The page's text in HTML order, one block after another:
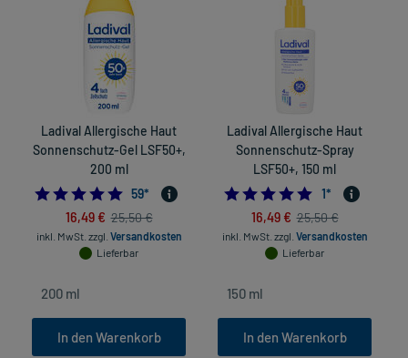
Ladival Allergische Haut
Sonnenschutz-Gel LSF50+,
200 ml
4.830508474576271
59*
16,49 € 25,50 €
inkl. MwSt. zzgl. Versandkosten
Lieferbar
In den Warenkorb
Ladival Allergische Haut
Sonnenschutz-Spray
LSF50+, 150 ml
5.0
1*
16,49 € 25,50 €
inkl. MwSt. zzgl. Versandkosten
Lieferbar
In den Warenkorb